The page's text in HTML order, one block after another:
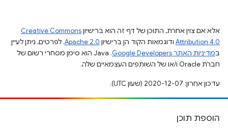
אלא אם צוין אחרת, התוכן של דף זה הוא ברישיוןCreative Commons
Attribution 4.0 ודוגמאות הקוד הן ברישיון Apache 2.0. לפרטים, ניתן לעיין
במדיניות האתר Google Developers‏
.‏ Java הוא סימן מסחרי רשום של
חברת Oracle ו/או של השותפים העצמאיים שלה.
עדכון אחרון: 2020-12-07 (שעון UTC).
הוספת תוכן